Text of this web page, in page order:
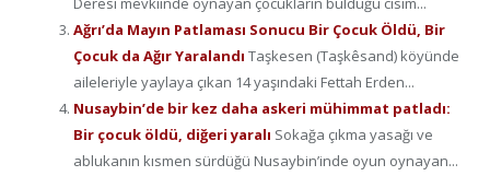
Ağrı’da Mayın Patlaması Sonucu Bir Çocuk Öldü, Bir
Çocuk da Ağır Yaralandı Taşkesen (Taşkêsand) köyünde
aileleriyle yaylaya çıkan 14 yaşındaki Fettah Erden...
Nusaybin’de bir kez daha askeri mühimmat patladı:
Bir çocuk öldü, diğeri yaralı Sokağa çıkma yasağı ve
ablukanın kısmen sürdüğü Nusaybin’inde oyun oynayan...